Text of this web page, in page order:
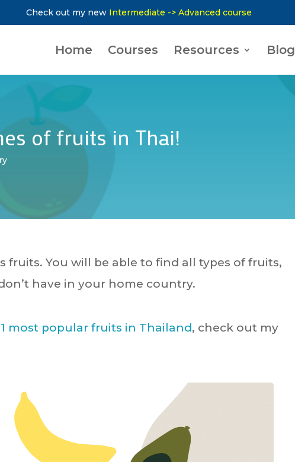
Check out my new Intermediate -> Advanced course
Home Courses Resources Blog
of fruits in Thai!
fruits. You will be able to find all types of fruits,
have in your home country.
most popular fruits in Thailand, check out my